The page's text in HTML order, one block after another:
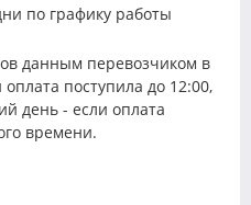
по графику работы
данным перевозчиком в
поступила до 12:00,
день - если оплата
времени.